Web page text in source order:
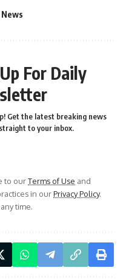
For Daily
Get the latest breaking news
to your inbox.
to ourTerms of Use and
in ourPrivacy Policy.
time.